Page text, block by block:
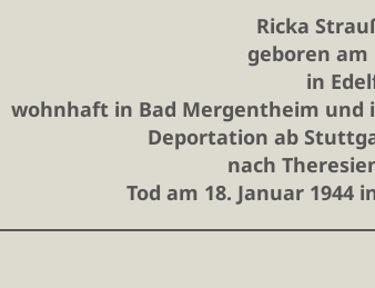
Ricka
geboren am
in
wohnhaft in Bad Mergentheim und
Deportation ab
nach
Tod am 18. Januar 1944